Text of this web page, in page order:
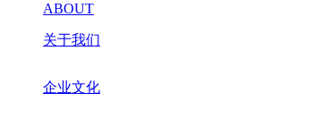
ABOUT
关于我们
企业文化